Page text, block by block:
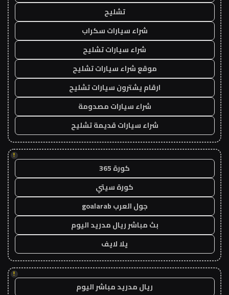
تشليح
شراء سيارات سكراب
شراء سيارات تشليح
موقع شراء سيارات تشليح
ارقام يشترون سيارات تشليح
شراء سيارات مصدومة
شراء سيارات قديمة تشليح
!
كورة 365
كورة سيتي
جول العرب goalarab
بث مباشر ريال مدريد اليوم
يلا لايف
!
ريال مدريد مباشر اليوم